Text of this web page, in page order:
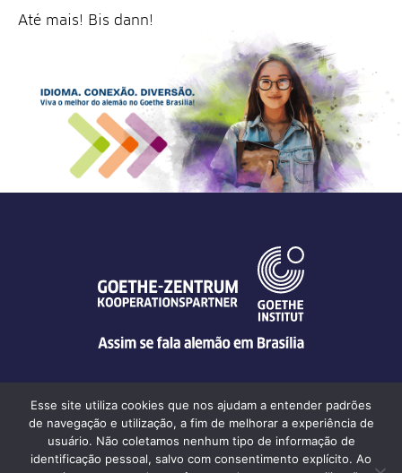
Até mais! Bis dann!
Goethe-Zentrum Brasília | Q SEPS 708/907 SN, Conjunto A • CEP
70390-079 • Brasília-DF
Esse site utiliza cookies que nos ajudam a entender padrões
de navegação e utilização, a fim de melhorar a experiência de
usuário. Não coletamos nenhum tipo de informação de
identificação pessoal, salvo com consentimento explícito. Ao